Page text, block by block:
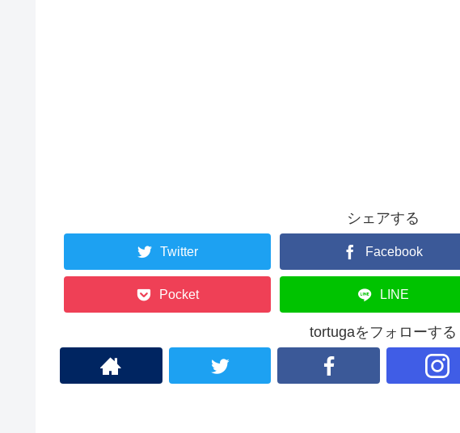
シェアする
Twitter Facebook
Pocket LINE
tortugaをフォローする